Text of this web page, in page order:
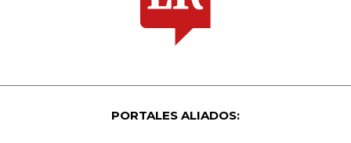
PORTALES ALIADOS: